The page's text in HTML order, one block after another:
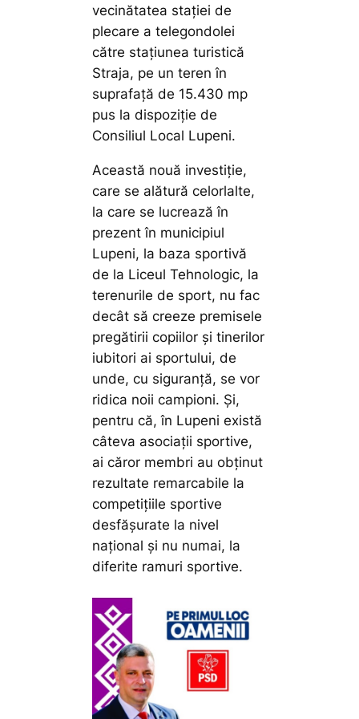
vecinătatea stației de
plecare a telegondolei
către stațiunea turistică
Straja, pe un teren în
suprafață de 15.430 mp
pus la dispoziție de
Consiliul Local Lupeni.
Această nouă investiție,
care se alătură celorlalte,
la care se lucrează în
prezent în municipiul
Lupeni, la baza sportivă
de la Liceul Tehnologic, la
terenurile de sport, nu fac
decât să creeze premisele
pregătirii copiilor și tinerilor
iubitori ai sportului, de
unde, cu siguranță, se vor
ridica noii campioni. Și,
pentru că, în Lupeni există
câteva asociații sportive,
ai căror membri au obținut
rezultate remarcabile la
competițiile sportive
desfășurate la nivel
național și nu numai, la
diferite ramuri sportive.